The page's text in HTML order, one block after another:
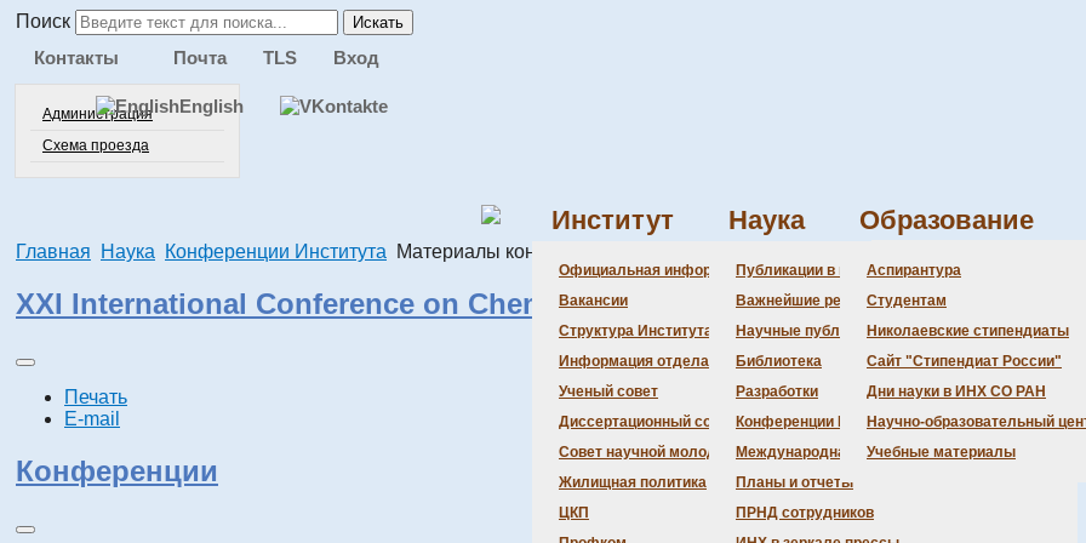
Поиск Искать
Контакты
Администрация
Схема проезда
Почта TLS Вход
English
Институт
Официальная информация
Администрация
Бланки
История Института
Локальные акты
Противодействие
Вакансии
Структура Института
Информация отдела кадров
Документация
Ученый совет
Состав совета
Повестка дня заседаний
Информация ученого
Диссертационный совет
Состав совета
Даты защит диссертаций
Шифры специальностей
Объявления о защитах
Предварительное
Совет научной молодежи
Состав СНМ
Жилищная политика
ЦКП
Новости науки
Награды
Наука
Публикации в ведущих журналах
Важнейшие результаты
Научные публикации сотрудников
Библиотека
Разработки
Конференции Института
Международная деятельность
Планы и отчеты
ПРНД сотрудников
Образование
Аспирантура
Студентам
Николаевские стипендиаты
Сайт "Стипендиат России"
Дни науки в ИНХ СО РАН
Научно-образовательный
Учебные материалы
Главная Наука Конференции Института Материалы конференций Института
XXI International Conference on Chemical Thermodynamics in Russia
Печать
E-mail
Конференции